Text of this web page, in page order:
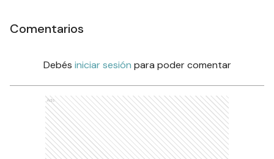
Comentarios
Debés iniciar sesión para poder comentar
Ads